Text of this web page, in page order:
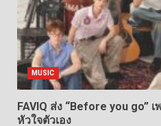
MUSIC
FAVIQ ส่ง “Before you go”
หัวใจตัวเอง